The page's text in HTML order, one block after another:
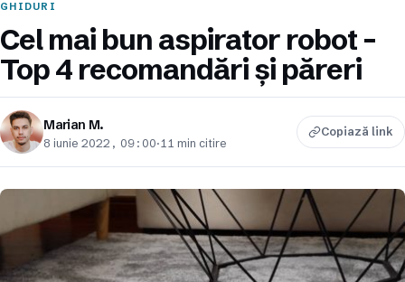
GHIDURI
Cel mai bun aspirator robot –
Top 4 recomandări și păreri
Marian M.
8 iunie 2022, 09:00·11 min citire
Copiază link